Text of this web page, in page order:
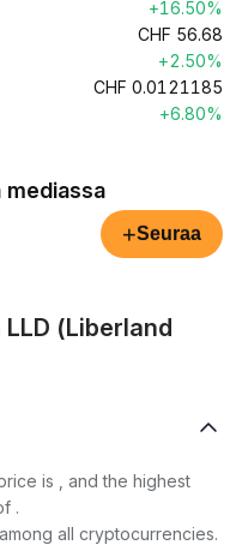
+16.50%
CHF 56.68
+2.50%
CHF 0.0121185
+6.80%
mediassa
+Seuraa
(Liberland
is , and the highest
.
all cryptocurrencies.